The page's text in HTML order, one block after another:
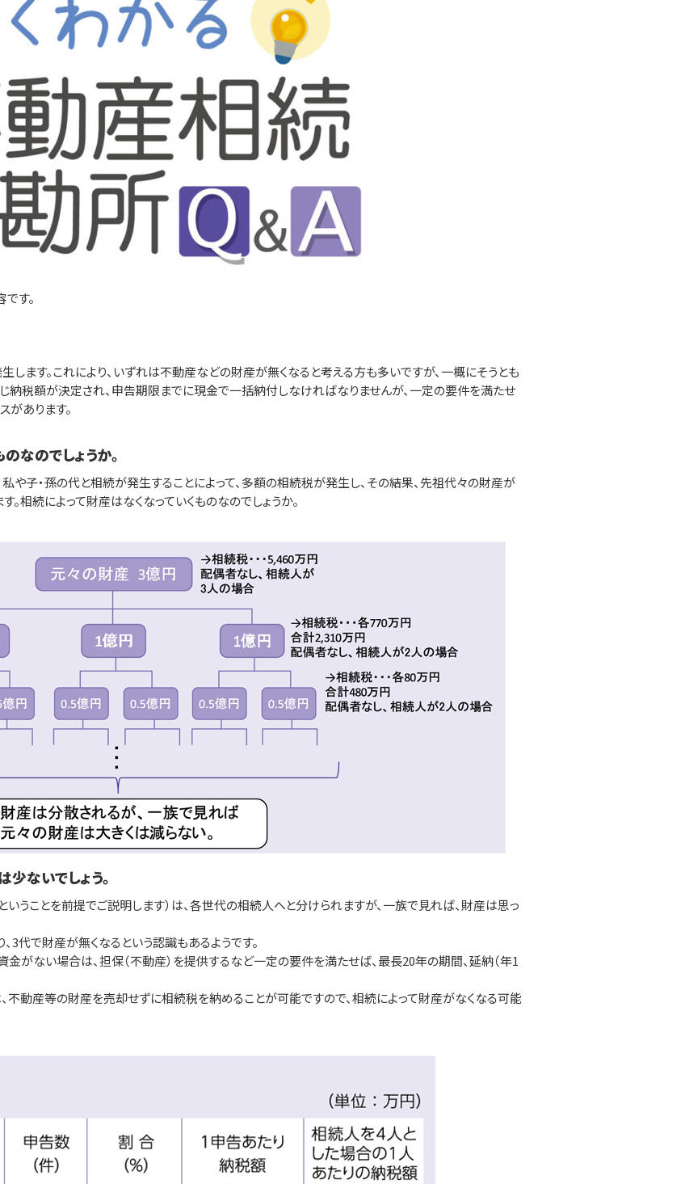
す。
ます。これにより、いずれは不動産などの財産が無くなると考える方も多いですが、一概にそうとも
納税額が決定され、申告期限までに現金で一括納付しなければなりませんが、一定の要件を満たせ
があります。
なのでしょうか。
や子・孫の代と相続が発生することによって、多額の相続税が発生し、その結果、先祖代々の財産が
。相続によって財産はなくなっていくものなのでしょうか。
ないでしょう。
うことを前提でご説明します）は、各世代の相続人へと分けられますが、一族で見れば、財産は思っ
代で財産が無くなるという認識もあるようです。
がない場合は、担保（不動産）を提供するなど一定の要件を満たせば、最長20年の期間、延納（年1
不動産等の財産を売却せずに相続税を納めることが可能ですので、相続によって財産がなくなる可能